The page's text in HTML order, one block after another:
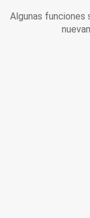
Algunas funciones